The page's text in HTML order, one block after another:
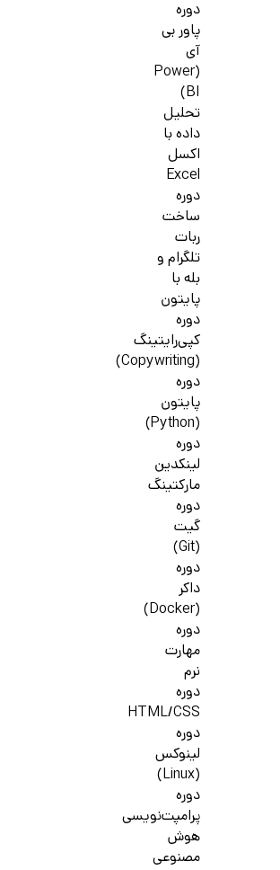
دوره
پاور بی
آی
(Power
BI)
تحلیل
داده با
اکسل
Excel
دوره
ساخت
ربات
تلگرام و
بله با
پایتون
دوره
کپی‌رایتینگ
(Copywriting)
دوره
پایتون
(Python)
دوره
لینکدین
مارکتینگ
دوره
گیت
(Git)
دوره
داکر
(Docker)
دوره
مهارت
نرم
دوره
HTML/CSS
دوره
لینوکس
(Linux)
دوره
پرامپت‌نویسی
هوش
مصنوعی